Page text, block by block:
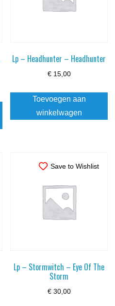
Lp – Headhunter – Headhunter
€15,00
Toevoegen aan
winkelwagen
Save to Wishlist
Lp – Stormwitch – Eye Of The
Storm
€30,00